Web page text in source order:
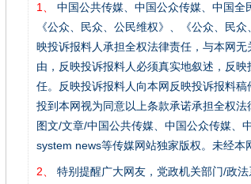
1、
中国公共传媒、中国公众传媒、中国全
《公众、民众、公民维权》、《公众、民
映投诉报料人承担全权法律责任，与本网
由，反映投诉报料人必须真实地叙述，反
任。反映投诉报料人向本网反映投诉报料
投到本网视为同意以上条款承诺承担全权
图文/文章/中国公共传媒、中国公众传媒、
system news等传媒网站独家版权。未经本
2、
特别提醒广大网友，党政机关部门/政
法徽映军营 权益有保障